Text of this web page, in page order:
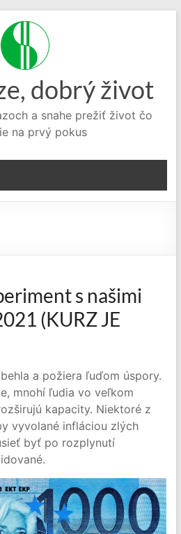
dobrý život
a snahe prežiť život čo
na prvý pokus
s našimi
(KURZ JE
a požiera ľuďom úspory.
mnohí ľudia vo veľkom
kapacity. Niektoré z
vyvolané infláciou zlých
byť po rozplynutí